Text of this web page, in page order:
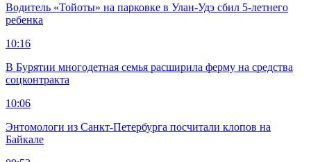
Водитель «Тойоты» на парковке в Улан-Удэ сбил 5-летнего
ребенка
10:16
В Бурятии многодетная семья расширила ферму на средства
соцконтракта
10:06
Энтомологи из Санкт-Петербурга посчитали клопов на
Байкале